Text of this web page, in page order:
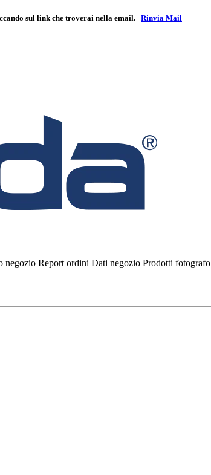
sul link che troverai nella email. Rinvia Mail
negozio Report ordini Dati negozio Prodotti fotografo